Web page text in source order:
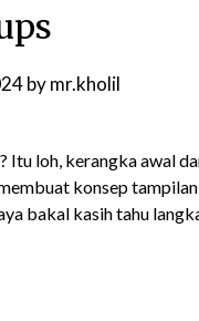
bymr.kholil
Itu loh, kerangka awal
konsep
bakal kasih tahu